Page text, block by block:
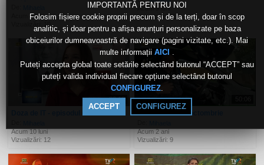
IMPORTANTĂ PENTRU NOI
Folosim fișiere cookie proprii precum și de la terți, doar în scop
analitic, și doar pentru a afișa anunțuri personalizate pe baza
obiceiurilor dumneavoastră de navigare (pagini vizitate, etc.). Mai
multe informații AICI .
Puteți accepta global toate setările selectând butonul “ACCEPT” sau
puteți valida individual fiecare opțiune selectând butonul
CONFIGUREZ
ACCEPT CONFIGUREZ
Acum 8 luni
Vizualizări: 10
Acum 9 luni
Vizualizări: 11
23:18
Acum 10 luni
Vizualizări: 12
Showroom - 26 octombrie
Acum 2 ani
Vizualizări: 9